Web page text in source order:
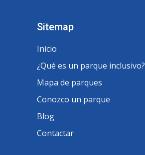
Sitemap
Inicio
¿Qué es un parque inclusivo?
Mapa de parques
Conozco un parque
Blog
Contactar